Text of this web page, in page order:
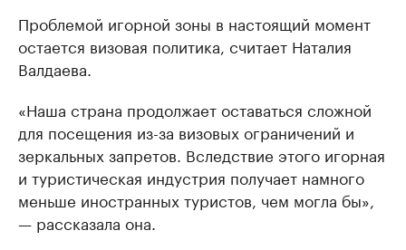
Проблемой игорной зоны в настоящий момент
остается визовая политика, считает Наталия
Валдаева.
«Наша страна продолжает оставаться сложной
для посещения из-за визовых ограничений и
зеркальных запретов. Вследствие этого игорная
и туристическая индустрия получает намного
меньше иностранных туристов, чем могла бы»,
— рассказала она.